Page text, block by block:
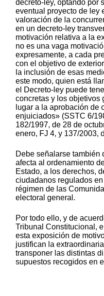
decreto-ley, optando por
eventual proyecto de ley
valoración de la
en un decreto-ley
motivación relativa a la
no es una vaga
expresamente, a cada
con el objetivo de
la inclusión de esas
este modo, quien está
el Decreto-ley puede
concretas y los objetivos
lugar a la aprobación de
enjuiciados» (SSTC 6/
182/1997, de 28 de
enero, FJ 4, y 137/2003,
Debe señalarse también
afecta al ordenamiento
Estado, a los derechos,
ciudadanos regulados
régimen de las
electoral general.
Por todo ello, y de
Tribunal Constitucional,
esta exposición de
justifican la
transponer las distintas
supuestos recogidos en